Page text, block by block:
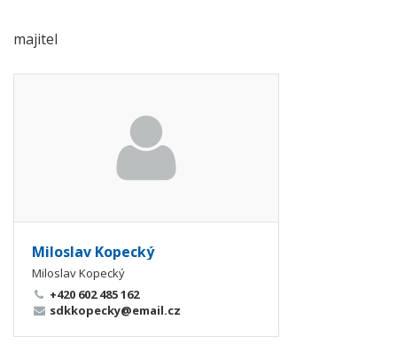
majitel
Miloslav Kopecký
Miloslav Kopecký
+420 602 485 162
sdkkopecky@email.cz